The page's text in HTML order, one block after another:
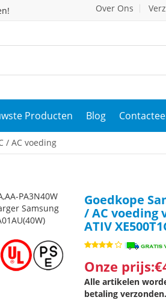
Over Ons
Producten Blog
/ AC voeding
Goedkope
/ AC voeding
ATIV
Onze
Alle artikelen
betaling verzonden.